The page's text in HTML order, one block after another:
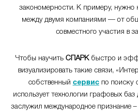
закономерности. К примеру, нужно
между двумя компаниями — от
совместного участия в
Чтобы научить СПАРКбыстро и
визуализировать такие связи,
собственный сервис по поиску
использует технологии графовых
заслужил международное признание